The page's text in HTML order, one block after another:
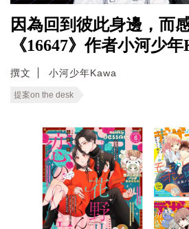
因為回到彼此身邊，
《16647》作者小河少
撰文 小河少年Kawa
提案on the desk